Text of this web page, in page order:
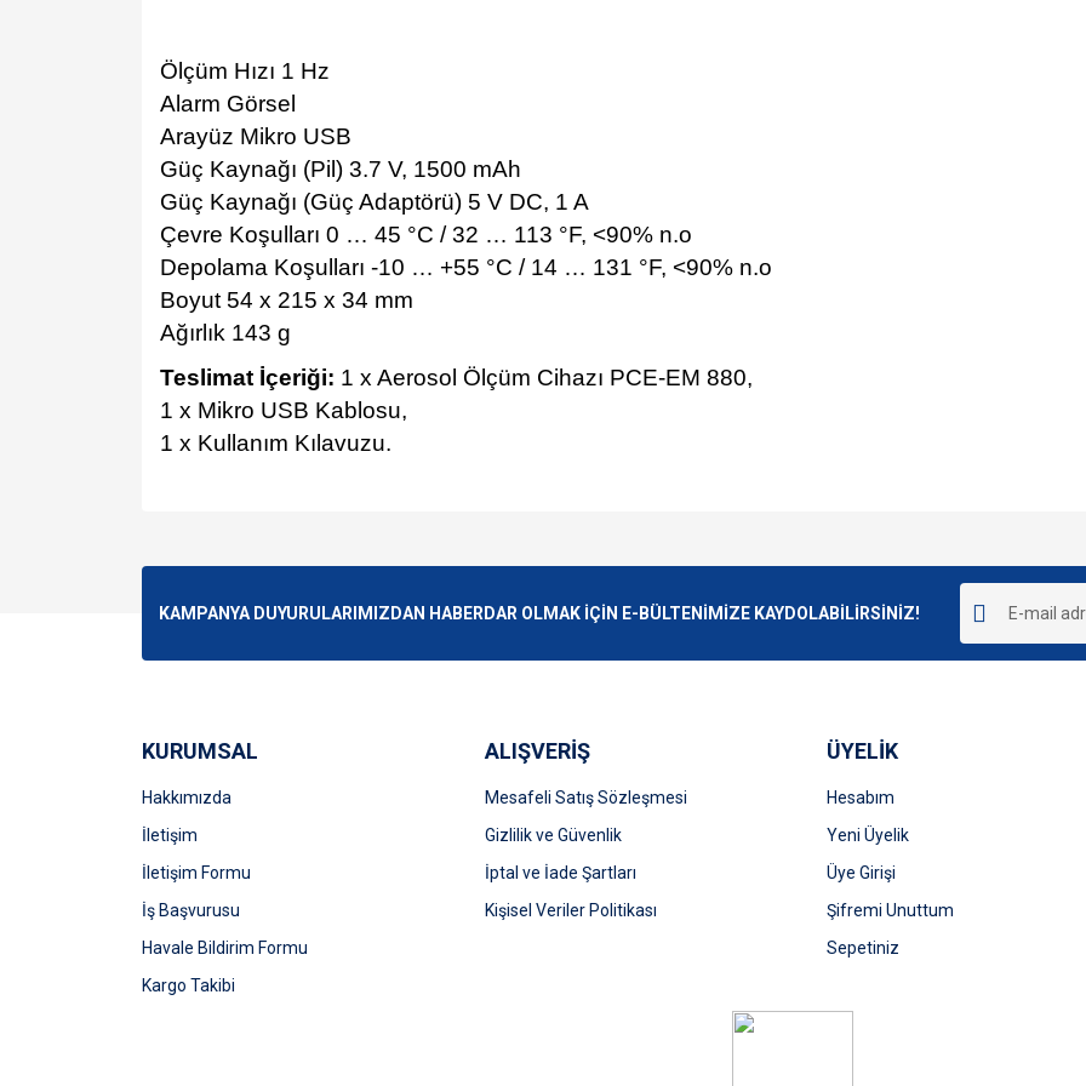
Ölçüm Hızı 1 Hz
Alarm Görsel
Arayüz Mikro USB
Güç Kaynağı (Pil) 3.7 V, 1500 mAh
Güç Kaynağı (Güç Adaptörü) 5 V DC, 1 A
Çevre Koşulları 0 … 45 °C / 32 … 113 °F, <90% n.o
Depolama Koşulları -10 … +55 °C / 14 … 131 °F, <90% n.o
Boyut 54 x 215 x 34 mm
Ağırlık 143 g
Teslimat İçeriği: 1 x Aerosol Ölçüm Cihazı PCE-EM 880,
1 x Mikro USB Kablosu,
1 x Kullanım Kılavuzu.
Ürün resmi kalitesiz, bozuk veya görüntülenemiyor.
Bu ürüne benzer farklı alternatifler olmalı.
Gönder
KAMPANYA DUYURULARIMIZDAN HABERDAR OLMAK İÇİN E-BÜLTENİMİZE KAYDOLABİLİRSİNİZ!
KURUMSAL
Hakkımızda
İletişim
İletişim Formu
İş Başvurusu
Havale Bildirim Formu
Kargo Takibi
ALIŞVERİŞ
Mesafeli Satış Sözleşmesi
Gizlilik ve Güvenlik
İptal ve İade Şartları
Kişisel Veriler Politikası
ÜYELİK
Hesabım
Yeni Üyelik
Üye Girişi
Şifremi Unuttum
Sepetiniz